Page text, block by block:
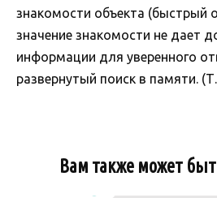
знакомости объекта (быстрый
значение знакомости не дает
информации для уверенного
развернутый поиск в памяти.
Вам также может